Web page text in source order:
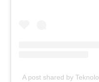
A post shared by